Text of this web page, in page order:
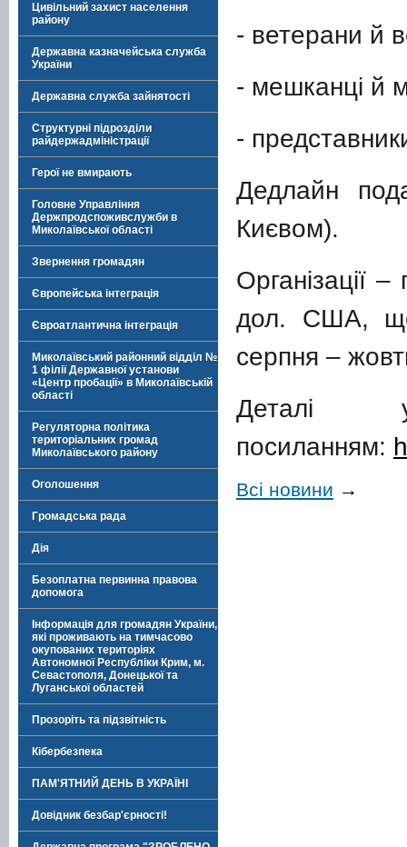
Цивільний захист населення
району
Державна казначейська служба
України
Державна служба зайнятості
Структурні підрозділи
райдержадміністрації
Герої не вмирають
Головне Управління
Держпродспоживслужби в
Миколаївської області
Звернення громадян
Європейська інтеграція
Євроатлантична інтеграція
Миколаївський районний відділ №
1 філії Державної установи
«Центр пробації» в Миколаївській
області
Регуляторна політика
територіальних громад
Миколаївського району
Оголошення
Громадська рада
Дія
Безоплатна первинна правова
допомога
Інформація для громадян України,
які проживають на тимчасово
окупованих територіях
Автономної Республіки Крим, м.
Севастополя, Донецької та
Луганської областей
Прозоріть та підзвітність
Кібербезпека
ПАМ'ЯТНИЙ ДЕНЬ В УКРАЇНІ
Довідник безбар'єрності!
- ветерани й
- мешканці й
-
Дедлайн
Києвом).
Організації
дол. США,
серпня –
Деталі
посиланням:
Всі новини →